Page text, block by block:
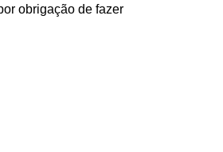
obrigação de fazer